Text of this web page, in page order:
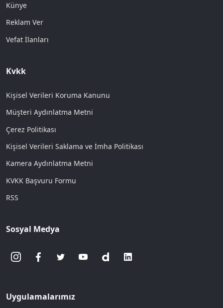
Künye
Reklam Ver
Vefat İlanları
Kvkk
Kişisel Verileri Koruma Kanunu
Müşteri Aydınlatma Metni
Çerez Politikası
Kişisel Verileri Saklama ve İmha Politikası
Kamera Aydınlatma Metni
KVKK Başvuru Formu
RSS
Sosyal Medya
Uygulamalarımız